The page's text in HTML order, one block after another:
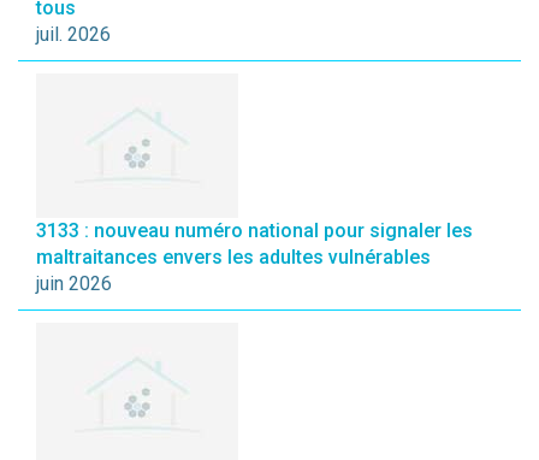
tous
juil. 2026
3133 : nouveau numéro national pour signaler les
maltraitances envers les adultes vulnérables
juin 2026